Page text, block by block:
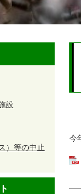
今
設
）等の中止